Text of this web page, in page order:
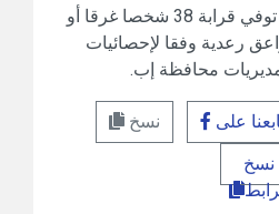
وخلال العام الماضي، توفي قرابة 38 شخصا غرقا أو
رعدية وفقا لإحصائيات
محافظة إب.
على
نسخ
نسخ